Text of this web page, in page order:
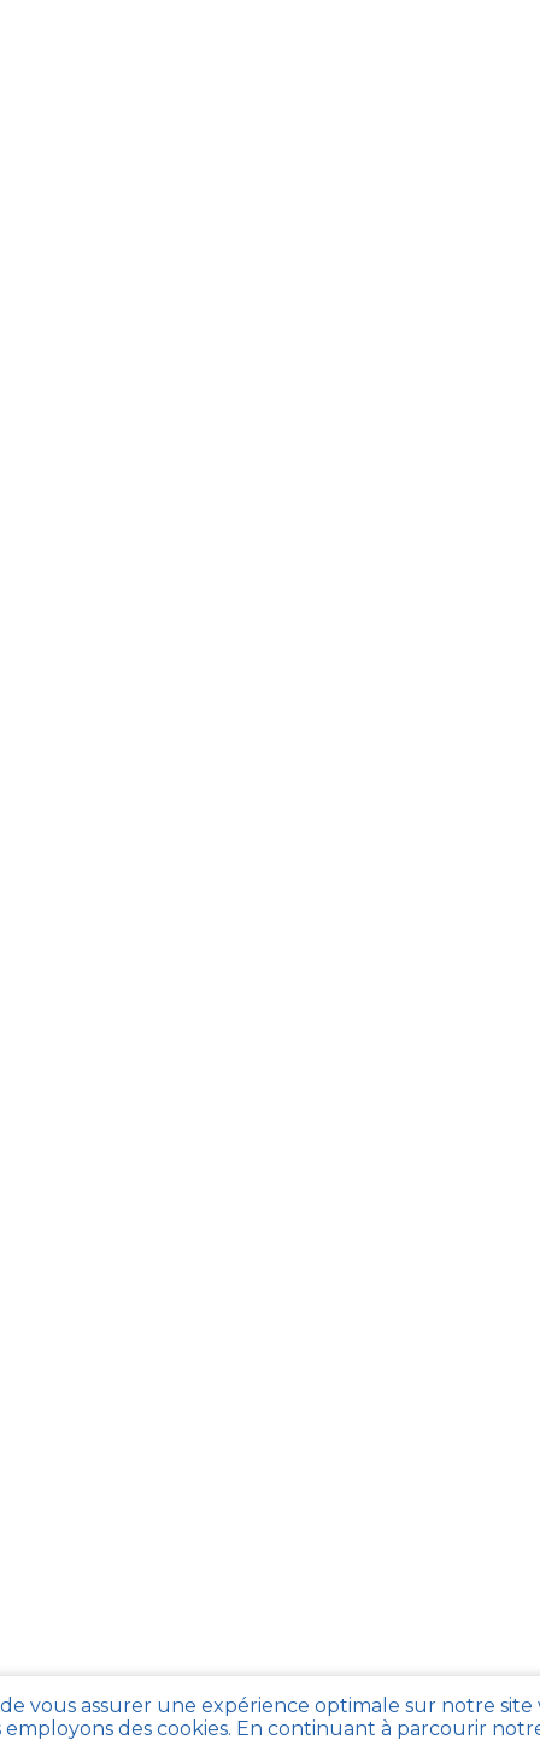
vous assurer une expérience optimale sur notre site
employons des cookies. En continuant à parcourir